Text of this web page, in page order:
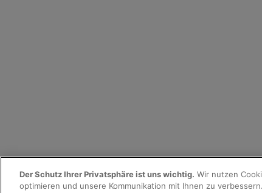
Der Schutz Ihrer Privatsphäre ist uns wichtig. Wir nutzen
optimieren und unsere Kommunikation mit Ihnen zu